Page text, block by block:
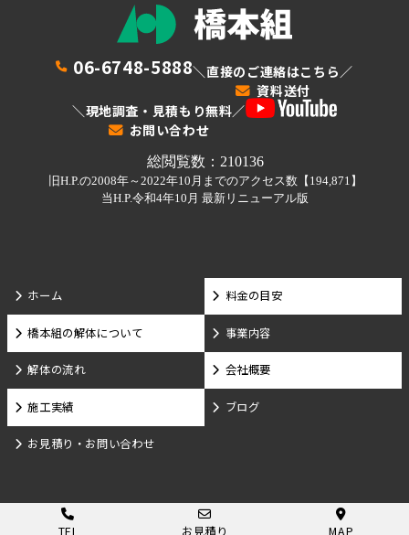
06-6748-5888＼直接のご連絡はこちら／
資料送付
＼現地調査・見積もり無料／
お問い合わせ
ホーム 料金の目安
橋本組の解体について 事業内容
解体の流れ 会社概要
施工実績 ブログ
お見積り・お問い合わせ
TEL お見積り MAP